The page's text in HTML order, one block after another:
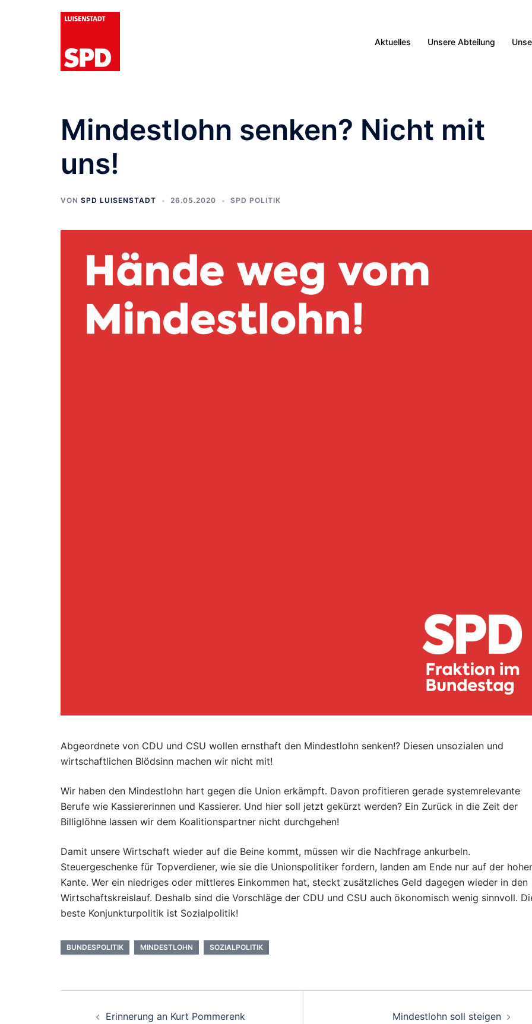
Aktuelles Unsere Abteilung
Mindestlohn senken? Nicht mit
uns!
VON SPD LUISENSTADT 26.05.2020 SPD POLITIK
Abgeordnete von CDU und CSU wollen ernsthaft den Mindestlohn senken!? Diesen unsozialen und
wirtschaftlichen Blödsinn machen wir nicht mit!
Wir haben den Mindestlohn hart gegen die Union erkämpft. Davon profitieren gerade systemrelevante
Berufe wie Kassiererinnen und Kassierer. Und hier soll jetzt gekürzt werden? Ein Zurück in die Zeit der
Billiglöhne lassen wir dem Koalitionspartner nicht durchgehen!
Damit unsere Wirtschaft wieder auf die Beine kommt, müssen wir die Nachfrage ankurbeln.
Steuergeschenke für Topverdiener, wie sie die Unionspolitiker fordern, landen am Ende nur auf der
Kante. Wer ein niedriges oder mittleres Einkommen hat, steckt zusätzliches Geld dagegen wieder in den
Wirtschaftskreislauf. Deshalb sind die Vorschläge der CDU und CSU auch ökonomisch wenig sinnvoll.
beste Konjunkturpolitik ist Sozialpolitik!
BUNDESPOLITIK MINDESTLOHN SOZIALPOLITIK
Erinnerung an Kurt Pommerenk Mindestlohn soll steigen